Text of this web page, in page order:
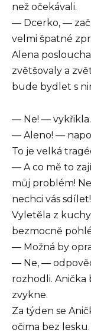
než očekávali.
— Dcerko, —
velmi špatné
Alena
zvětšovaly a
bude bydlet s
— Ne! —
— Aleno! —
To je velká
— A co mě to
můj problém!
nechci vás sdílet!
Vyletěla z
bezmocně
— Možná by
— Ne, —
rozhodli. Anička
zvykne.
Za týden se
očima bez